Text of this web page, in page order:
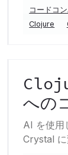
コードコ
Clojure
への
AI を使用
Crystal